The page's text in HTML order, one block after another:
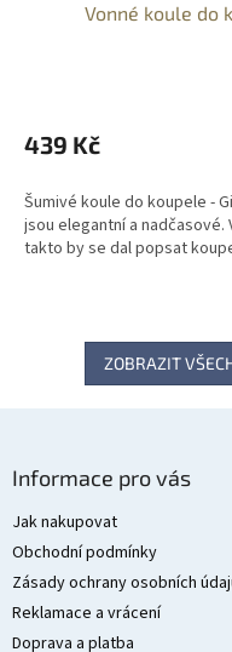
Vonné koule do
439 Kč
Šumivé koule do koupele -
jsou elegantní a
takto by se dal popsat
ZOBRAZIT
Informace pro vás
Jak nakupovat
Obchodní podmínky
Zásady ochrany osobních
Reklamace a vrácení
Doprava a platba